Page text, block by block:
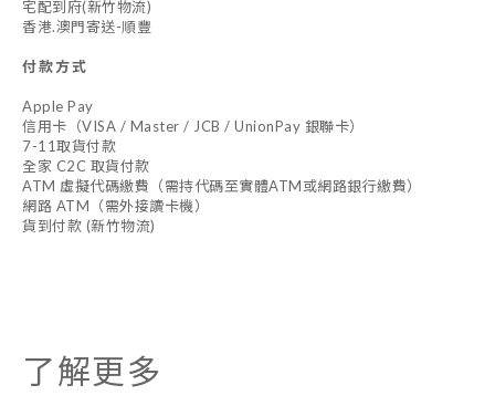
宅配到府(新竹物流)
香港.澳門寄送-順豐
付款方式
Apple Pay
信用卡（VISA / Master / JCB / UnionPay 銀聯卡）
7-11取貨付款
全家 C2C 取貨付款
ATM 虛擬代碼繳費（需持代碼至實體ATM或網路銀行繳費）
網路 ATM（需外接讀卡機）
貨到付款 (新竹物流)
了解更多